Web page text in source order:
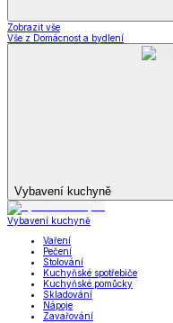
Zobrazit vše
Vše z Domácnost a bydlení
Vybavení kuchyně
Vybavení kuchyně
Vaření
Pečení
Stolování
Kuchyňské spotřebiče
Kuchyňské pomůcky
Skladování
Nápoje
Zavařování